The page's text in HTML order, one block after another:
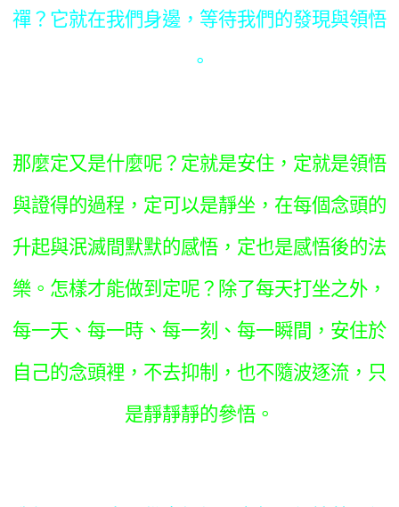
禪？它就在我們身邊，等待我們的發現與領悟
。
那麼定又是什麼呢？定就是安住，定就是領悟
與證得的過程，定可以是靜坐，在每個念頭的
升起與泯滅間默默的感悟，定也是感悟後的法
樂。怎樣才能做到定呢？除了每天打坐之外，
每一天、每一時、每一刻、每一瞬間，安住於
自己的念頭裡，不去抑制，也不隨波逐流，只
是靜靜靜的參悟。